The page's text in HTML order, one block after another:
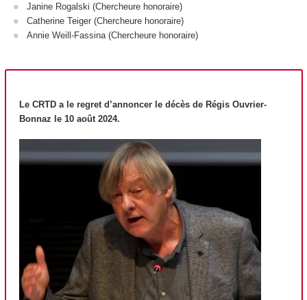
Janine Rogalski (Chercheure honoraire)
Catherine Teiger (Chercheure honoraire)
Annie Weill-Fassina (Chercheure honoraire)
Le CRTD a le regret d’annoncer le décès de Régis Ouvrier-
Bonnaz le 10 août 2024.